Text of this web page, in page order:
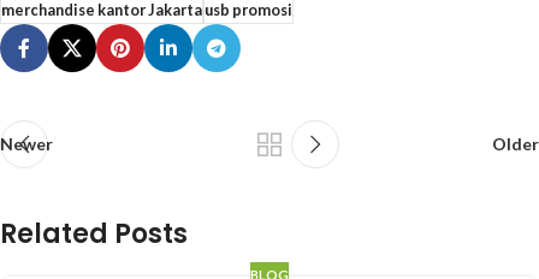
merchandise kantor Jakartausb promosi
Newer Older
Related Posts
BLOG